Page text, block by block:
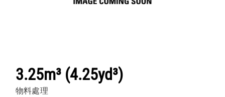
3.25m³ (4.25yd³)
物料處理